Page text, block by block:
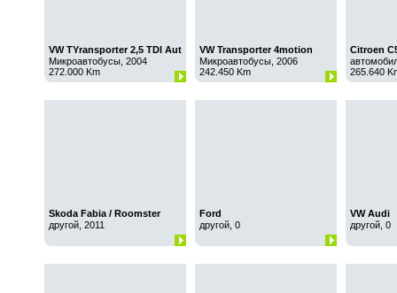
VW TYransporter 2,5 TDI Aut
Микроавтобусы, 2004
272.000 Km
VW Transporter 4motion
Микроавтобусы, 2006
242.450 Km
Citroen
265.640
Skoda Fabia / Roomster
другой, 2011
Ford
другой, 0
VW Audi
другой, 0